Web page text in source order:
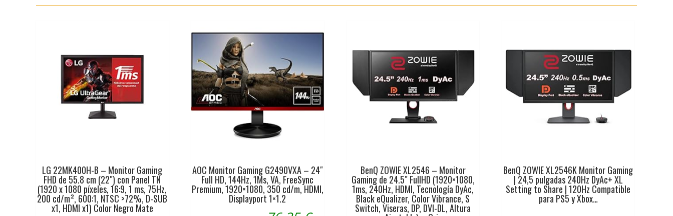
LG 22MK400H-B – Monitor Gaming
FHD de 55.8 cm (22″) con Panel TN
(1920 x 1080 píxeles, 16:9, 1 ms, 75Hz,
200 cd/m², 600:1, NTSC >72%, D-SUB
x1, HDMI x1) Color Negro Mate
AOC Monitor Gaming G2490VXA – 24″
Full HD, 144Hz, 1Ms, VA, FreeSync
Premium, 1920×1080, 350 cd/m, HDMI,
Displayport 1×1.2
BenQ ZOWIE XL2546 – Monitor
Gaming de 24.5″ FullHD (1920×1080,
1ms, 240Hz, HDMI, Tecnología DyAc,
Black eQualizer, Color Vibrance, S
Switch, Viseras, DP, DVI-DL, Altura
BenQ ZOWIE XL2546K Monitor Gaming
| 24,5 pulgadas 240Hz DyAc+ XL
Setting to Share | 120Hz Compatible
para PS5 y Xbox…